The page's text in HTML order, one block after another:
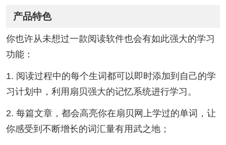
产品特色
你也许从未想过一款阅读软件也会有如此强大的学习
功能：
1. 阅读过程中的每个生词都可以即时添加到自己的学
习计划中，利用扇贝强大的记忆系统进行学习。
2. 每篇文章，都会高亮你在扇贝网上学过的单词，让
你感受到不断增长的词汇量有用武之地；